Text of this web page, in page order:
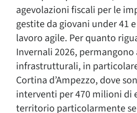
agevolazioni fiscali per le
gestite da giovani under 41
lavoro agile. Per quanto
Invernali 2026,
infrastrutturali, in
Cortina d’Ampezzo, dove
interventi per 470 milioni di
territorio particolarmente